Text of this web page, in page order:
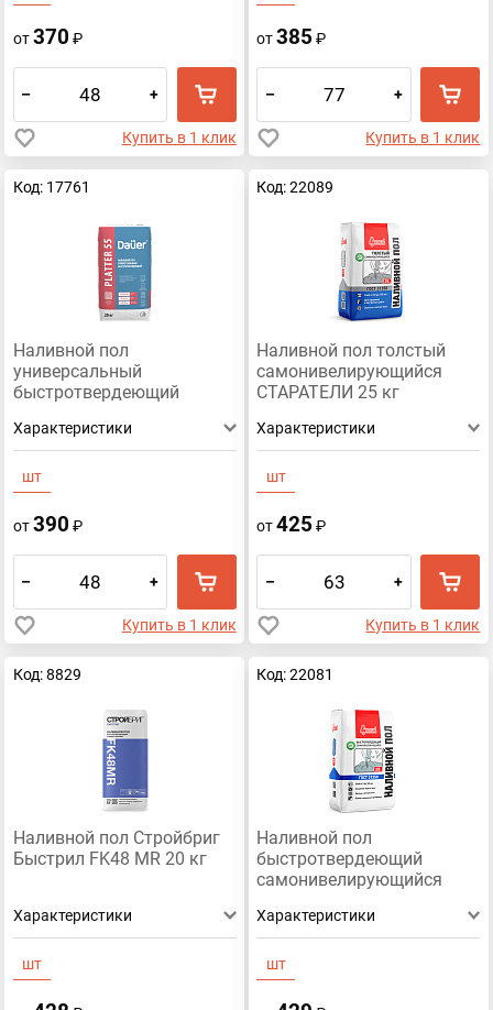
от370 ₽
– +
Купить в 1 клик
от385 ₽
– +
Купить в 1 клик
Код: 17761
Наливной пол
универсальный
быстротвердеющий
Характеристики
шт
от390 ₽
– +
Купить в 1 клик
Код: 22089
Наливной пол толстый
самонивелирующийся
СТАРАТЕЛИ 25 кг
Характеристики
шт
от425 ₽
– +
Купить в 1 клик
Код: 8829
Наливной пол Стройбриг
Быстрил FK48 МR 20 кг
Характеристики
шт
Код: 22081
Наливной пол
быстротвердеющий
самонивелирующийся
Характеристики
шт